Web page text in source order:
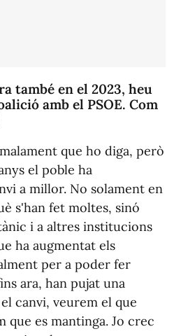
també en el 2023, heu
amb el PSOE. Com
que ho diga, però
el poble ha
a millor. No solament en
s'han fet moltes, sinó
i a altres institucions
ha augmentat els
per a poder fer
ara, han pujat una
canvi, veurem el que
que es mantinga. Jo crec